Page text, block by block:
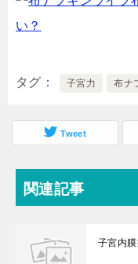
い？
タグ 子宮力 布ナ
Tweet
関連記事
子宮内